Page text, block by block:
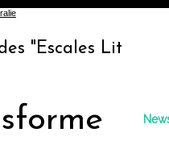
Littéraires", la